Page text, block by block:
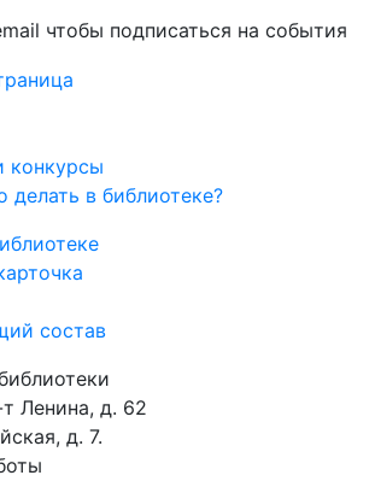
чтобы подписаться на события
конкурсы
в библиотеке?
состав
т Ленина, д. 62
д. 7.